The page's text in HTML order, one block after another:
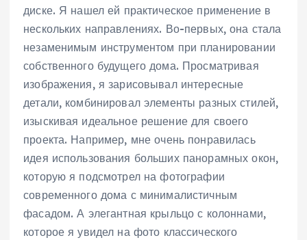
диске. Я нашел ей практическое применение в
нескольких направлениях. Во-первых, она стала
незаменимым инструментом при планировании
собственного будущего дома. Просматривая
изображения, я зарисовывал интересные
детали, комбинировал элементы разных стилей,
изыскивая идеальное решение для своего
проекта. Например, мне очень понравилась
идея использования больших панорамных окон,
которую я подсмотрел на фотографии
современного дома с минималистичным
фасадом. А элегантная крыльцо с колоннами,
которое я увидел на фото классического